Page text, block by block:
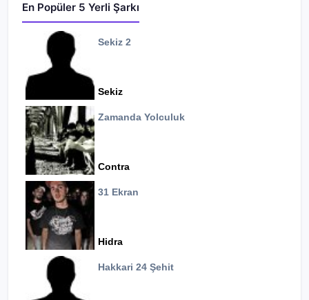
En Popüler 5 Yerli Şarkı
Sekiz 2
Sekiz
Zamanda Yolculuk
Contra
31 Ekran
Hidra
Hakkari 24 Şehit